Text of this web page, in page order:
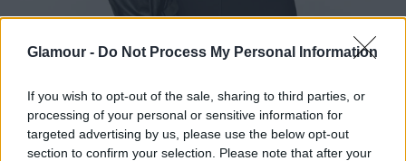
Glamour - Do Not Process My Personal Information
If you wish to opt-out of the sale, sharing to third parties, or
processing of your personal or sensitive information for
targeted advertising by us, please use the below opt-out
section to confirm your selection. Please note that after your